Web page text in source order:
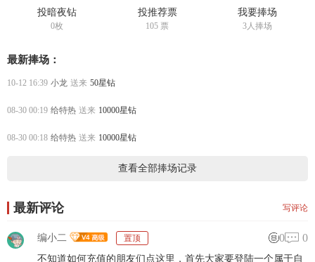
投暗夜钻
0枚
投推荐票
105 票
我要捧场
3人捧场
最新捧场：
10-12 16:39 小龙 送来 50星钻
08-30 00:19 给特热 送来 10000星钻
08-30 00:18 给特热 送来 10000星钻
查看全部捧场记录
最新评论 写评论
编小二 置顶 0 0
不知道如何充值的朋友们点这里，首先大家要登陆一个属于自